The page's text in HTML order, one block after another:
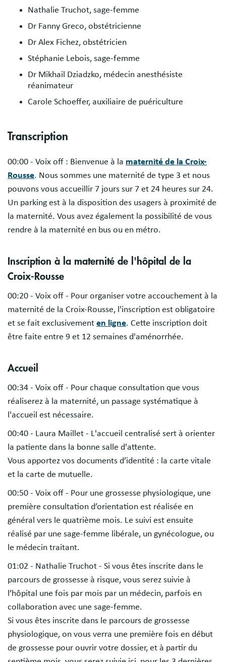
Nathalie Truchot, sage-femme
Dr Fanny Greco, obstétricienne
Dr Alex Fichez, obstétricien
Stéphanie Lebois, sage-femme
Dr Mikhail Dziadzko, médecin anesthésiste
réanimateur
Carole Schoeffer, auxiliaire de puériculture
Transcription
00:00 - Voix off : Bienvenue à la maternité de la Croix-
Rousse. Nous sommes une maternité de type 3 et nous
pouvons vous accueillir 7 jours sur 7 et 24 heures sur 24.
Un parking est à la disposition des usagers à proximité de
la maternité. Vous avez également la possibilité de vous
rendre à la maternité en bus ou en métro.
Inscription à la maternité de l'hôpital de la
Croix-Rousse
00:20 - Voix off - Pour organiser votre accouchement à la
maternité de la Croix-Rousse, l'inscription est obligatoire
et se fait exclusivement en ligne. Cette inscription doit
être faite entre 9 et 12 semaines d'aménorrhée.
Accueil
00:34 - Voix off - Pour chaque consultation que vous
réaliserez à la maternité, un passage systématique à
l'accueil est nécessaire.
00:40 - Laura Maillet - L'accueil centralisé sert à orienter
la patiente dans la bonne salle d'attente.
Vous apportez vos documents d’identité : la carte vitale
et la carte de mutuelle.
00:50 - Voix off - Pour une grossesse physiologique, une
première consultation d’orientation est réalisée en
général vers le quatrième mois. Le suivi est ensuite
réalisé par une sage-femme libérale, un gynécologue, ou
le médecin traitant.
01:02 - Nathalie Truchot - Si vous êtes inscrite dans le
parcours de grossesse à risque, vous serez suivie à
l’hôpital une fois par mois par un médecin, parfois en
collaboration avec une sage-femme.
Si vous êtes inscrite dans le parcours de grossesse
physiologique, on vous verra une première fois en début
de grossesse pour ouvrir votre dossier, et à partir du